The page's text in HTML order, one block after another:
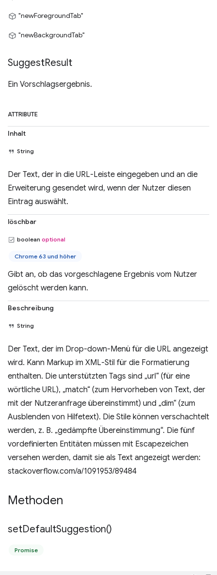
"newForegroundTab"
"newBackgroundTab"
SuggestResult
Ein Vorschlagsergebnis.
ATTRIBUTE
Inhalt
String
Der Text, der in die URL-Leiste eingegeben und an die
Erweiterung gesendet wird, wenn der Nutzer diesen
Eintrag auswählt.
löschbar
boolean optional
Chrome 63 und höher
Gibt an, ob das vorgeschlagene Ergebnis vom Nutzer
gelöscht werden kann.
Beschreibung
String
Der Text, der im Drop-down-Menü für die URL angezeigt
wird. Kann Markup im XML-Stil für die Formatierung
enthalten. Die unterstützten Tags sind „url“ (für eine
wörtliche URL), „match“ (zum Hervorheben von Text, der
mit der Nutzeranfrage übereinstimmt) und „dim“ (zum
Ausblenden von Hilfetext). Die Stile können verschachtelt
werden, z. B. „gedämpfte Übereinstimmung“. Die fünf
vordefinierten Entitäten müssen mit Escapezeichen
versehen werden, damit sie als Text angezeigt werden:
stackoverflow.com/a/1091953/89484
Methoden
setDefaultSuggestion()
Promise